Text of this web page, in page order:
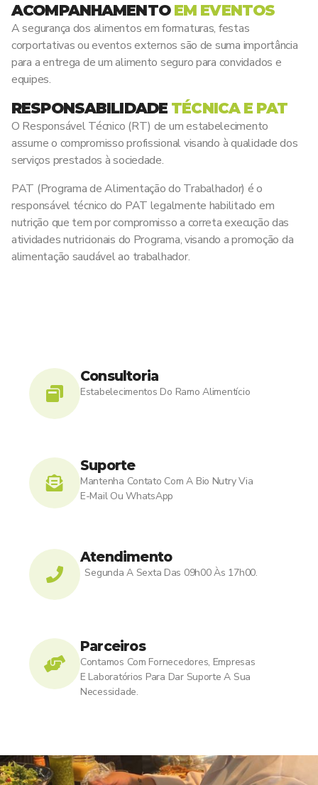
ACOMPANHAMENTO EM EVENTOS
A segurança dos alimentos em formaturas, festas
corportativas ou eventos externos são de suma importância
para a entrega de um alimento seguro para convidados e
equipes.
RESPONSABILIDADE TÉCNICA E PAT
O Responsável Técnico (RT) de um estabelecimento
assume o compromisso profissional visando à qualidade dos
serviços prestados à sociedade.
PAT (Programa de Alimentação do Trabalhador) é o
responsável técnico do PAT legalmente habilitado em
nutrição que tem por compromisso a correta execução das
atividades nutricionais do Programa, visando a promoção da
alimentação saudável ao trabalhador.
Consultoria
Estabelecimentos Do Ramo Alimentício
Suporte
Mantenha Contato Com A Bio Nutry Via
E-Mail Ou WhatsApp
Atendimento
Segunda A Sexta Das 09h00 Às 17h00.
Parceiros
Contamos Com Fornecedores, Empresas
E Laboratórios Para Dar Suporte A Sua
Necessidade.